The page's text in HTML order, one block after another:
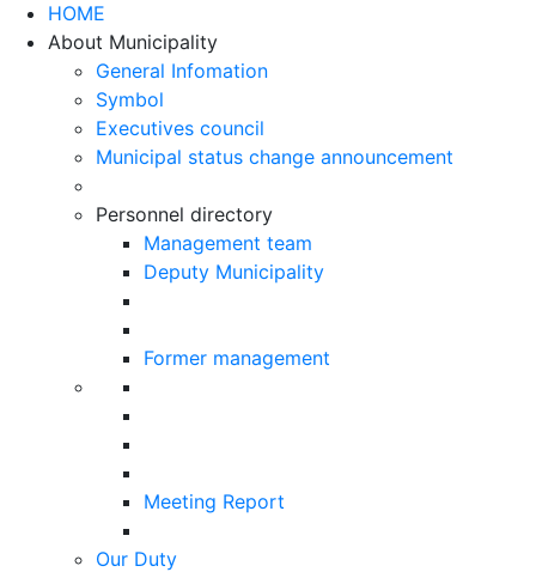
HOME
About Municipality
General Infomation
Symbol
Executives council
Municipal status change announcement
Personnel directory
Management team
Deputy Municipality
Former management
Meeting Report
Our Duty